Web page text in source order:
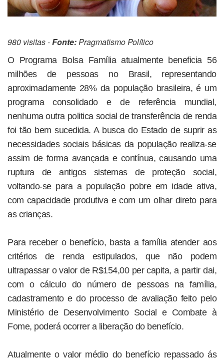
980 visitas -Fonte:Pragmatismo Político
O Programa Bolsa Família atualmente beneficia 56
milhões de pessoas no Brasil, representando
aproximadamente 28% da população brasileira, é um
programa consolidado e de referência mundial,
nenhuma outra politica social de transferência de renda
foi tão bem sucedida. A busca do Estado de suprir as
necessidades sociais básicas da população realiza-se
assim de forma avançada e contínua, causando uma
ruptura de antigos sistemas de proteção social,
voltando-se para a população pobre em idade ativa,
com capacidade produtiva e com um olhar direto para
as crianças.
Para receber o benefício, basta a família atender aos
critérios de renda estipulados, que não podem
ultrapassar o valor de R$154,00 per capita, a partir dai,
com o cálculo do número de pessoas na família,
cadastramento e do processo de avaliação feito pelo
Ministério de Desenvolvimento Social e Combate à
Fome, poderá ocorrer a liberação do benefício.
Atualmente o valor médio do benefício repassado ás